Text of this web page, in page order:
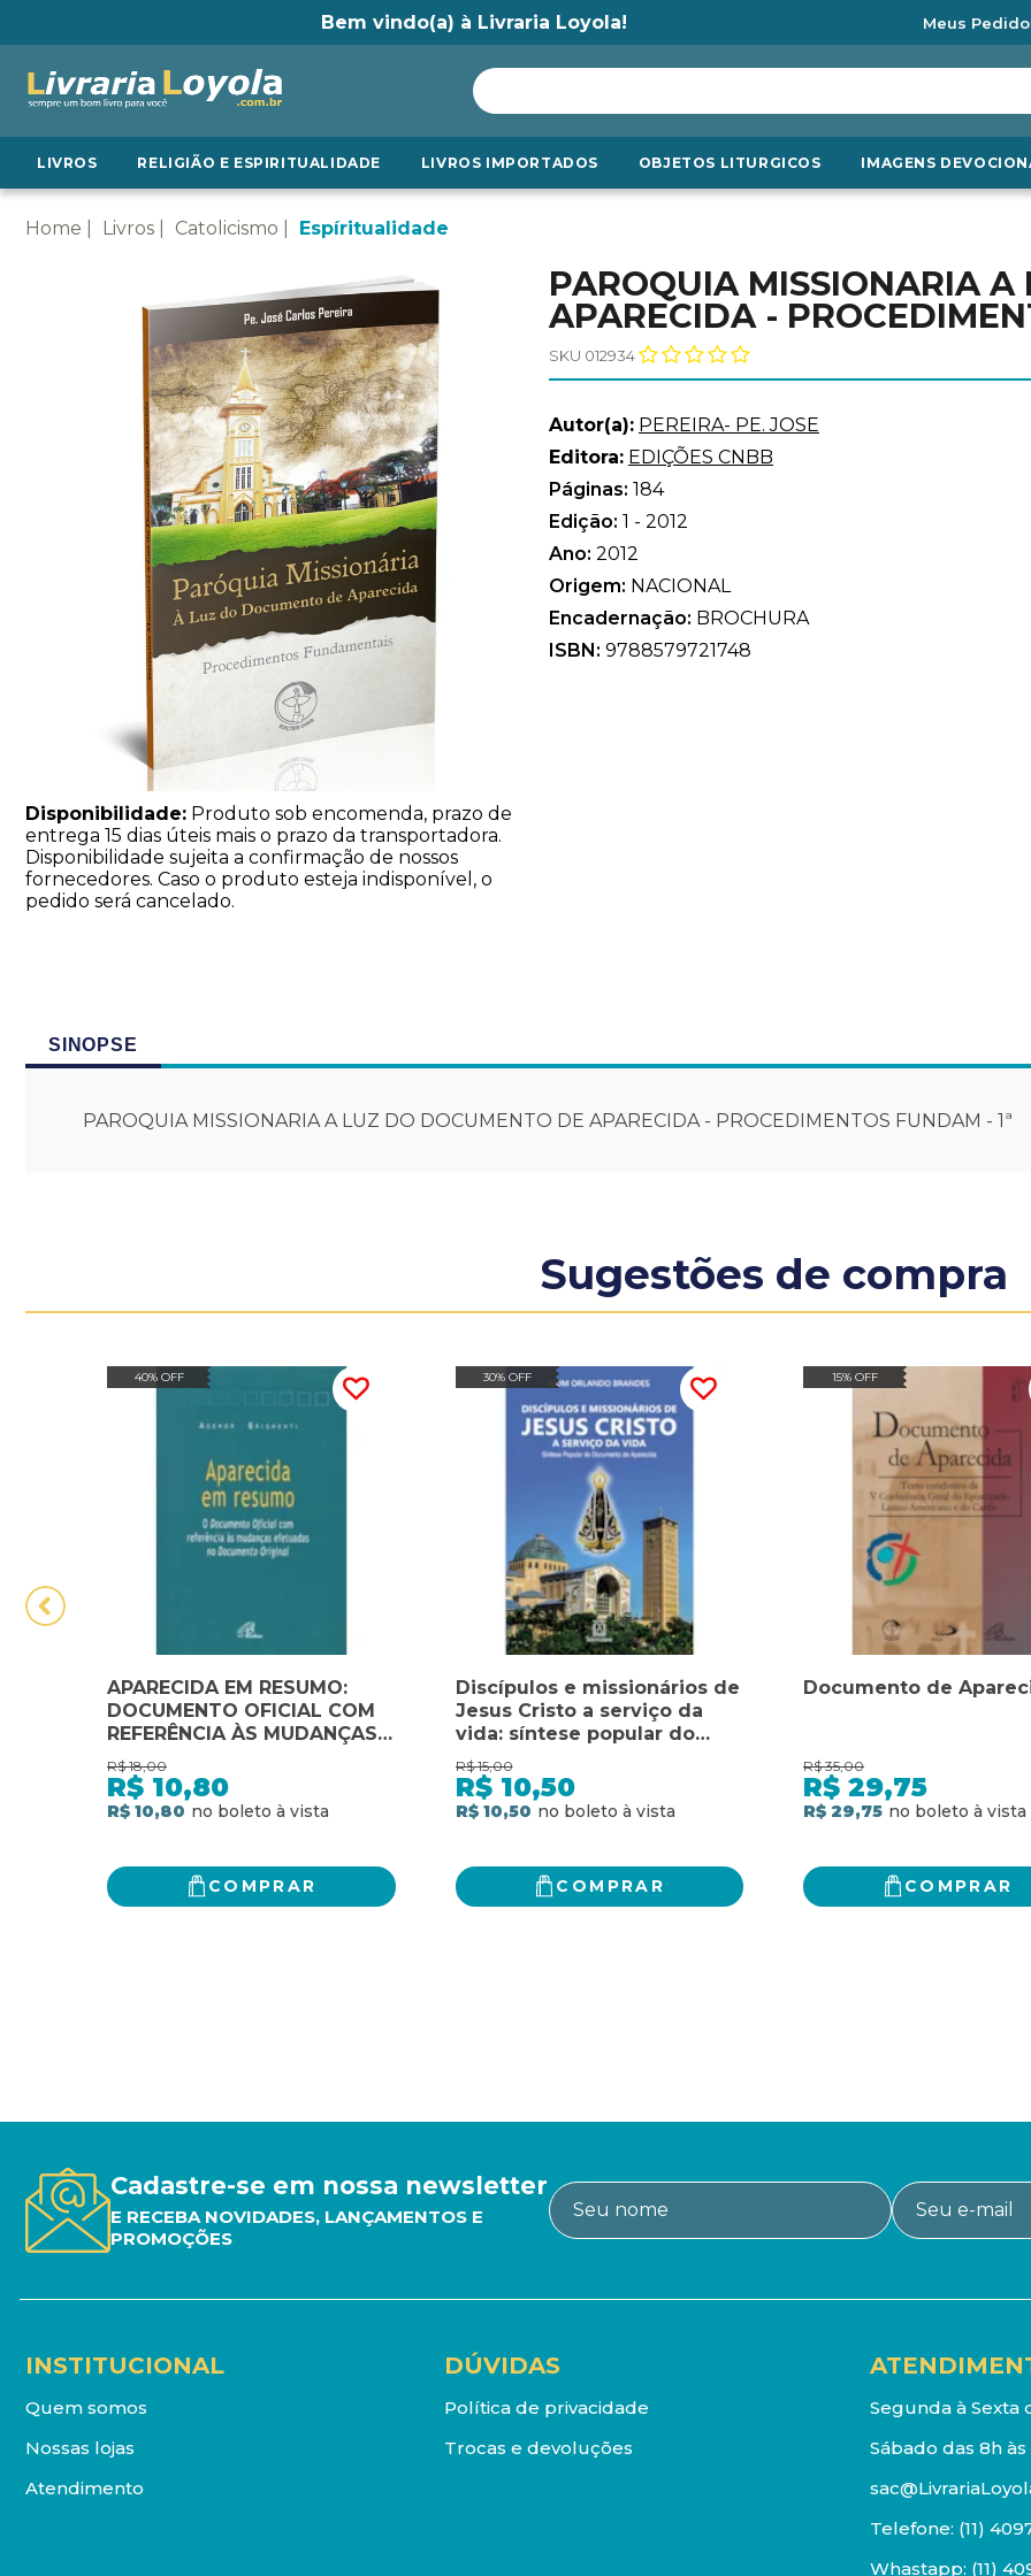
Bem vindo(a) à Livraria Loyola! Meus
LIVROS RELIGIÃO E ESPIRITUALIDADE LIVROS IMPORTADOS OBJETOS LITURGICOS IMAGENS
Home Livros Catolicismo Espíritualidade
Disponibilidade: Produto sob encomenda, prazo de
entrega 15 dias úteis mais o prazo da transportadora.
Disponibilidade sujeita a confirmação de nossos
fornecedores. Caso o produto esteja indisponível, o
pedido será cancelado.
PAROQUIA MISSIONARIA
APARECIDA -
SKU 012934
Autor(a): PEREIRA- PE. JOSE
Editora: EDIÇÕES CNBB
Páginas: 184
Edição: 1 - 2012
Ano: 2012
Origem: NACIONAL
Encadernação: BROCHURA
ISBN: 9788579721748
SINOPSE
PAROQUIA MISSIONARIA A LUZ DO DOCUMENTO DE APARECIDA - PROCEDIMENTOS FUNDAM - 1ª
Sugestões de compra
40% OFF
APARECIDA EM RESUMO:
DOCUMENTO OFICIAL COM
REFERÊNCIA ÀS MUDANÇAS
EFETUADAS NO
DOCUMENTO ORIGINA
R$ 18,00
R$ 10,80
R$ 10,80
COMPRAR
30% OFF
Discípulos e missionários de
Jesus Cristo a serviço da
vida: síntese popular do
documento de aparecida
R$ 15,00
R$ 10,50
R$ 10,50
COMPRAR
15% OFF
Documento de
R$ 35,00
R$ 29,75
R$ 29,75
COMPRAR
Cadastre-se em nossa newsletter
E RECEBA NOVIDADES, LANÇAMENTOS E
PROMOÇÕES
INSTITUCIONAL
Quem somos
Nossas lojas
Atendimento
DÚVIDAS
Política de privacidade
Trocas e devoluções
Segunda à Sexta
Sábado das 8h às
Telefone: (11)
Whastapp: (11)